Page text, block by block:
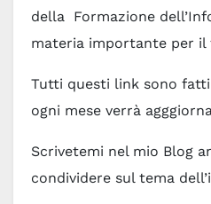
della Formazione
materia importante per
Tutti questi link sono
ogni mese verrà
Scrivetemi nel mio Blog
condividere sul tema